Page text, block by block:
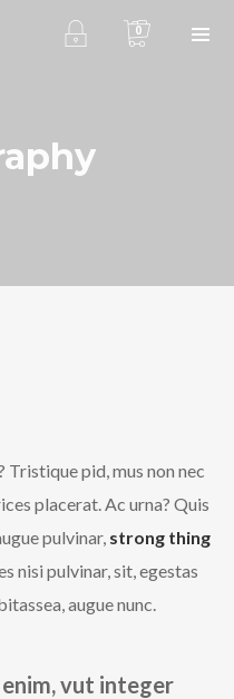
0
pid, mus non nec
placerat. Ac urna? Quis
pulvinar, strong thing
nisi pulvinar, sit, egestas
augue nunc.
vut integer